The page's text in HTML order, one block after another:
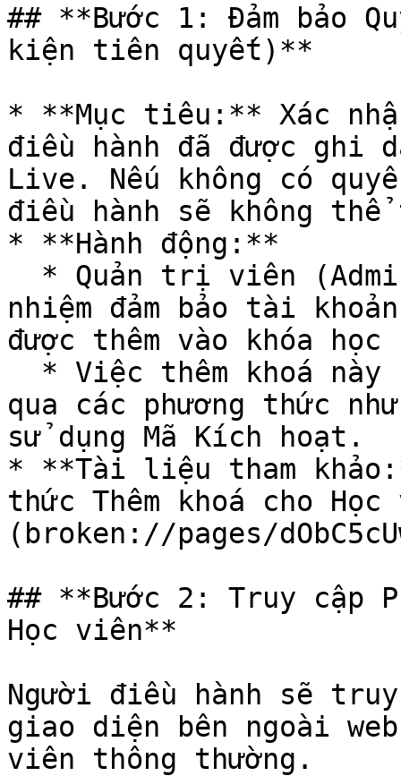
## **Bước 1: Đảm bảo
kiện tiên quyết)**
* **Mục tiêu:** Xác
điều hành đã được ghi
Live. Nếu không có
điều hành sẽ không
* **Hành động:**
nhiệm đảm bảo tài
được thêm vào khóa
qua các phương thức
sử dụng Mã Kích hoạt.
* **Tài liệu tham
thức Thêm khoá cho
(broken://pages/
## **Bước 2: Truy cập
Học viên**
Người điều hành sẽ
giao diện bên ngoài
viên thông thường.